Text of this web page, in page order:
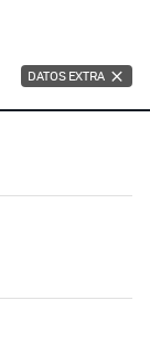
DATOS EXTRA